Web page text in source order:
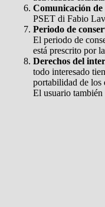
Comunicación de
PSET di Fabio
Periodo de
El periodo de
está prescrito por
Derechos del
todo interesado
portabilidad de los
El usuario también